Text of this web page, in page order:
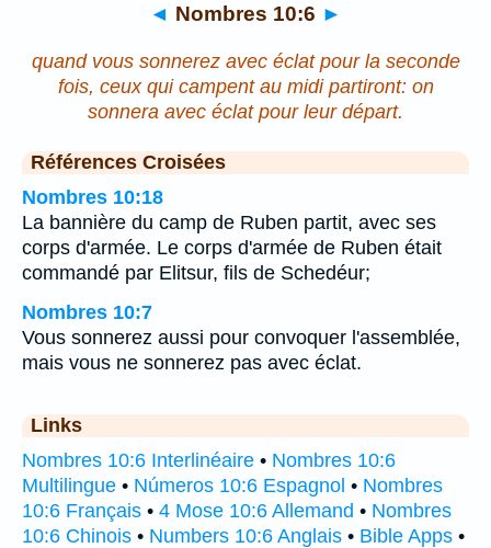
◄ Nombres 10:6 ►
quand vous sonnerez avec éclat pour la seconde
fois, ceux qui campent au midi partiront: on
sonnera avec éclat pour leur départ.
Références Croisées
Nombres 10:18
La bannière du camp de Ruben partit, avec ses
corps d'armée. Le corps d'armée de Ruben était
commandé par Elitsur, fils de Schedéur;
Nombres 10:7
Vous sonnerez aussi pour convoquer l'assemblée,
mais vous ne sonnerez pas avec éclat.
Links
Nombres 10:6 Interlinéaire • Nombres 10:6
Multilingue • Números 10:6 Espagnol • Nombres
10:6 Français • 4 Mose 10:6 Allemand • Nombres
10:6 Chinois • Numbers 10:6 Anglais • Bible Apps •